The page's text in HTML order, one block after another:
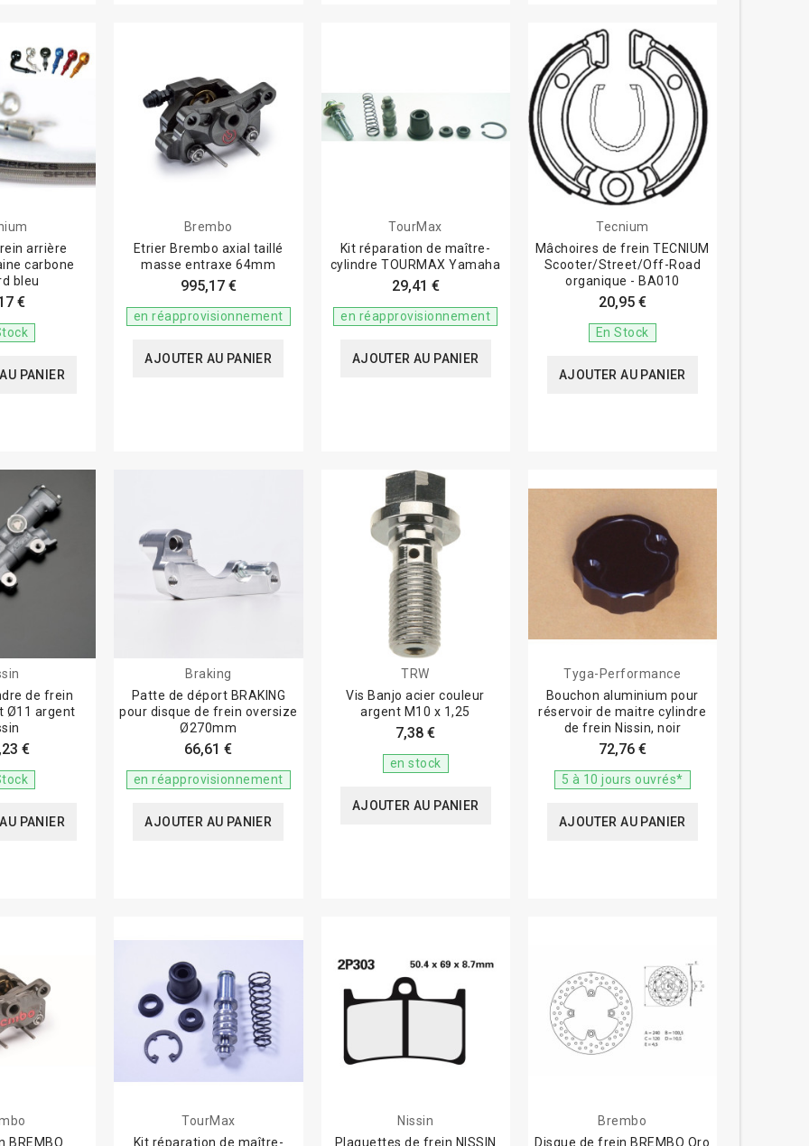
arrière
carbone
bleu
€
PANIER
Brembo
Etrier Brembo axial taillé
masse entraxe 64mm
995,17 €
en réapprovisionnement
AJOUTER AU PANIER
TourMax
Kit réparation de maître-
cylindre TOURMAX Yamaha
29,41 €
en réapprovisionnement
AJOUTER AU PANIER
Tecnium
Mâchoires de frein TECNIUM
Scooter/Street/Off-Road
organique - BA010
20,95 €
En Stock
AJOUTER AU PANIER
de frein
Ø11 argent
€
PANIER
Braking
Patte de déport BRAKING
pour disque de frein oversize
Ø270mm
66,61 €
en réapprovisionnement
AJOUTER AU PANIER
TRW
Vis Banjo acier couleur
argent M10 x 1,25
7,38 €
en stock
AJOUTER AU PANIER
Tyga-Performance
Bouchon aluminium pour
réservoir de maitre cylindre
de frein Nissin, noir
72,76 €
5 à 10 jours ouvrés*
AJOUTER AU PANIER
BREMBO
TourMax
Kit réparation de maître-
Nissin
Plaquettes de frein NISSIN
Brembo
Disque de frein BREMBO Oro